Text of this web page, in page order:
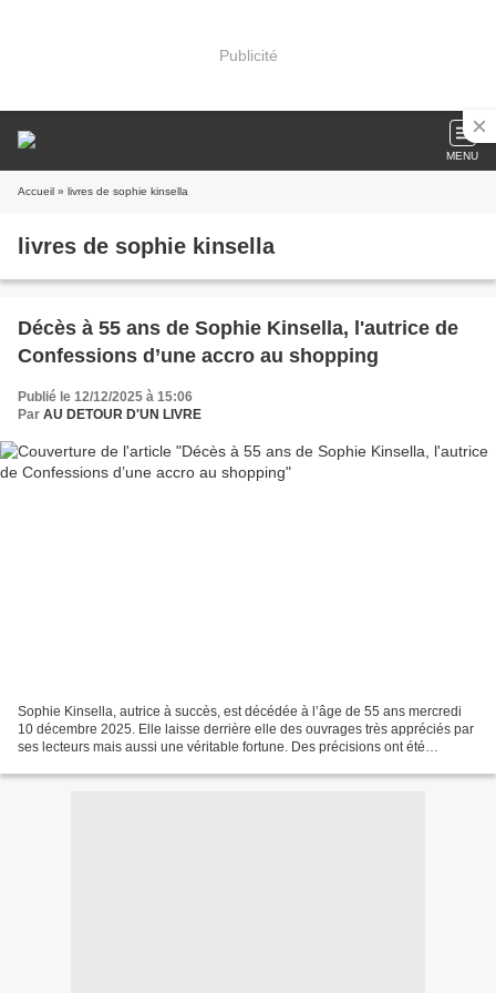
Publicité
MENU
Accueil » livres de sophie kinsella
livres de sophie kinsella
Décès à 55 ans de Sophie Kinsella, l'autrice de
Confessions d’une accro au shopping
Publié le 12/12/2025 à 15:06
Par AU DETOUR D'UN LIVRE
Sophie Kinsella, autrice à succès, est décédée à l’âge de 55 ans mercredi
10 décembre 2025. Elle laisse derrière elle des ouvrages très appréciés par
ses lecteurs mais aussi une véritable fortune. Des précisions ont été